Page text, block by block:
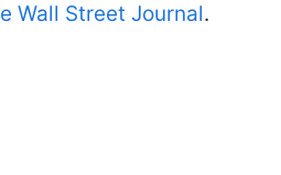
Wall Street Journal.